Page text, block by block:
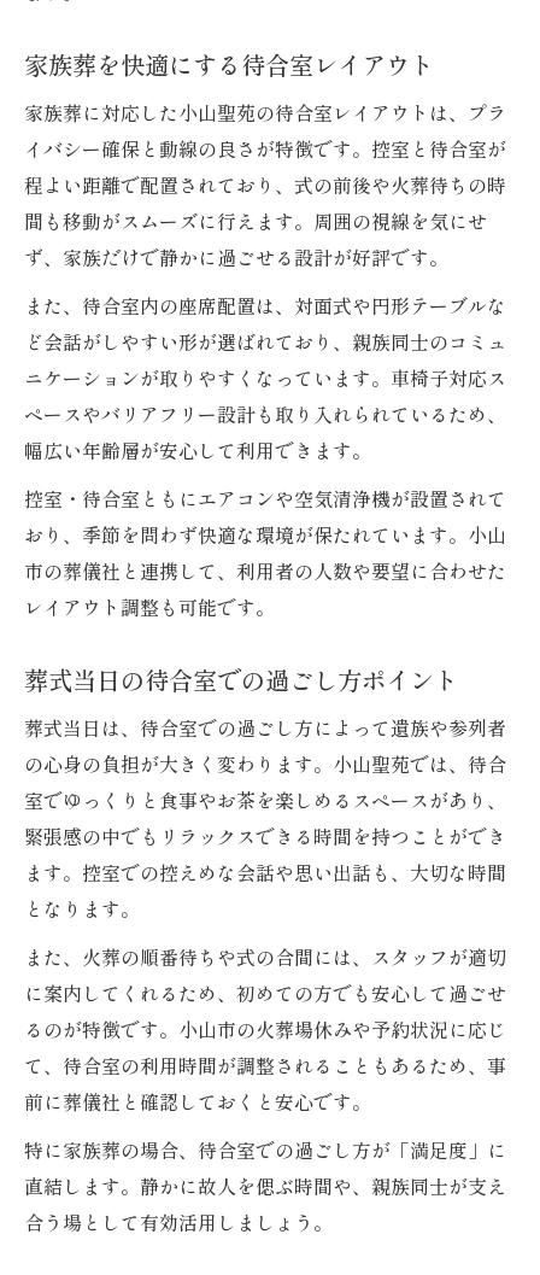
家族葬を快適にする待合室レイアウト
家族葬に対応した小山聖苑の待合室レイアウトは、プラ
イバシー確保と動線の良さが特徴です。控室と待合室が
程よい距離で配置されており、式の前後や火葬待ちの時
間も移動がスムーズに行えます。周囲の視線を気にせ
ず、家族だけで静かに過ごせる設計が好評です。
また、待合室内の座席配置は、対面式や円形テーブルな
ど会話がしやすい形が選ばれており、親族同士のコミュ
ニケーションが取りやすくなっています。車椅子対応ス
ペースやバリアフリー設計も取り入れられているため、
幅広い年齢層が安心して利用できます。
控室・待合室ともにエアコンや空気清浄機が設置されて
おり、季節を問わず快適な環境が保たれています。小山
市の葬儀社と連携して、利用者の人数や要望に合わせた
レイアウト調整も可能です。
葬式当日の待合室での過ごし方ポイント
葬式当日は、待合室での過ごし方によって遺族や参列者
の心身の負担が大きく変わります。小山聖苑では、待合
室でゆっくりと食事やお茶を楽しめるスペースがあり、
緊張感の中でもリラックスできる時間を持つことができ
ます。控室での控えめな会話や思い出話も、大切な時間
となります。
また、火葬の順番待ちや式の合間には、スタッフが適切
に案内してくれるため、初めての方でも安心して過ごせ
るのが特徴です。小山市の火葬場休みや予約状況に応じ
て、待合室の利用時間が調整されることもあるため、事
前に葬儀社と確認しておくと安心です。
特に家族葬の場合、待合室での過ごし方が「満足度」に
直結します。静かに故人を偲ぶ時間や、親族同士が支え
合う場として有効活用しましょう。